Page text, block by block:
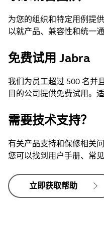
为您的组织和特定用例提
以就产品、兼容性和统一
免费试用 Jabra
我们为员工超过 500 名并
目的公司提供免费试用。
需要技术支持？
有关产品支持和保修相关
您可以找到用户手册、常
立即获取帮助